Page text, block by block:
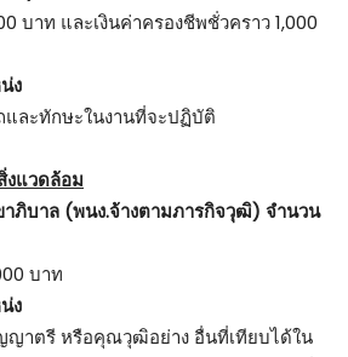
บาท และเงินค่าครองชีพชั่วคราว 1,000
ง
และทักษะในงานที่จะปฏิบัติ
แวดล้อม
าภิบาล (พนง.จ้างตามภารกิจวุฒิ) จำนวน
บาท
ง
าตรี หรือคุณวุฒิอย่าง อื่นที่เทียบได้ใน